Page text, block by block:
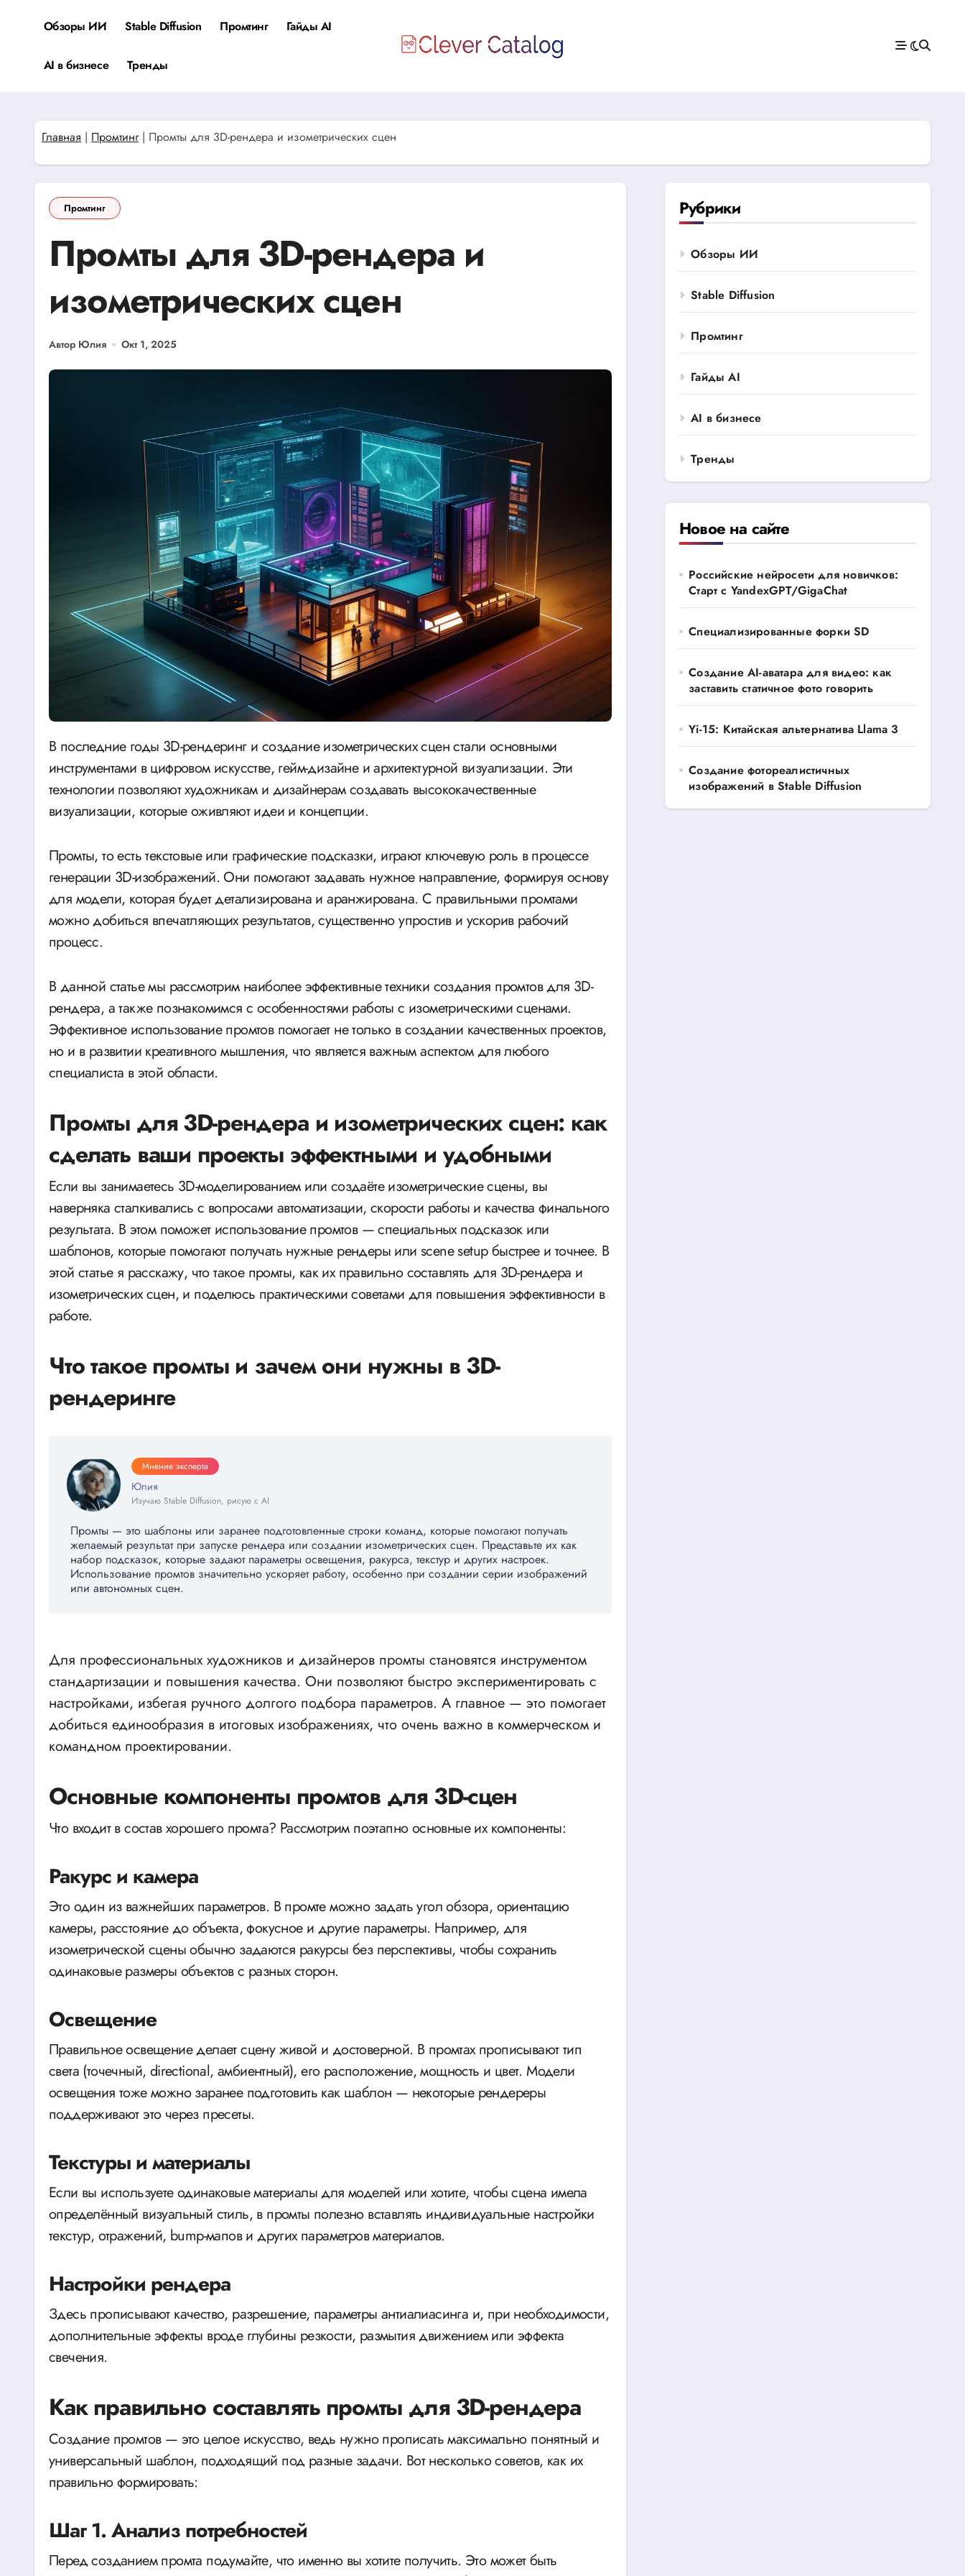
Обзоры ИИ Stable Diffusion Промтинг Гайды AI
AI в бизнесе Тренды
Главная | Промтинг| Промты для 3D-рендера и изометрических сцен
Промтинг
Промты для 3D-рендера и
изометрических сцен
Автор Юлия Окт 1, 2025
В последние годы 3D-рендеринг и создание изометрических сцен стали основными
инструментами в цифровом искусстве, гейм-дизайне и архитектурной визуализации. Эти
технологии позволяют художникам и дизайнерам создавать высококачественные
визуализации, которые оживляют идеи и концепции.
Промты, то есть текстовые или графические подсказки, играют ключевую роль в процессе
генерации 3D-изображений. Они помогают задавать нужное направление, формируя основу
для модели, которая будет детализирована и аранжирована. С правильными промтами
можно добиться впечатляющих результатов, существенно упростив и ускорив рабочий
процесс.
В данной статье мы рассмотрим наиболее эффективные техники создания промтов для 3D-
рендера, а также познакомимся с особенностями работы с изометрическими сценами.
Эффективное использование промтов помогает не только в создании качественных проектов,
но и в развитии креативного мышления, что является важным аспектом для любого
специалиста в этой области.
Промты для 3D-рендера и изометрических сцен: как
сделать ваши проекты эффектными и удобными
Если вы занимаетесь 3D-моделированием или создаёте изометрические сцены, вы
наверняка сталкивались с вопросами автоматизации, скорости работы и качества финального
результата. В этом поможет использование промтов — специальных подсказок или
шаблонов, которые помогают получать нужные рендеры или scene setup быстрее и точнее. В
этой статье я расскажу, что такое промты, как их правильно составлять для 3D-рендера и
изометрических сцен, и поделюсь практическими советами для повышения эффективности в
работе.
Что такое промты и зачем они нужны в 3D-
рендеринге
Мнение эксперта
Юлия
Изучаю Stable Diffusion, рисую с AI
Промты — это шаблоны или заранее подготовленные строки команд, которые помогают получать
желаемый результат при запуске рендера или создании изометрических сцен. Представьте их как
набор подсказок, которые задают параметры освещения, ракурса, текстур и других настроек.
Использование промтов значительно ускоряет работу, особенно при создании серии изображений
или автономных сцен.
Для профессиональных художников и дизайнеров промты становятся инструментом
стандартизации и повышения качества. Они позволяют быстро экспериментировать с
настройками, избегая ручного долгого подбора параметров. А главное — это помогает
добиться единообразия в итоговых изображениях, что очень важно в коммерческом и
командном проектировании.
Основные компоненты промтов для 3D-сцен
Что входит в состав хорошего промта? Рассмотрим поэтапно основные их компоненты:
Ракурс и камера
Это один из важнейших параметров. В промте можно задать угол обзора, ориентацию
камеры, расстояние до объекта, фокусное и другие параметры. Например, для
изометрической сцены обычно задаются ракурсы без перспективы, чтобы сохранить
одинаковые размеры объектов с разных сторон.
Освещение
Правильное освещение делает сцену живой и достоверной. В промтах прописывают тип
света (точечный, directional, амбиентный), его расположение, мощность и цвет. Модели
освещения тоже можно заранее подготовить как шаблон — некоторые рендереры
поддерживают это через пресеты.
Текстуры и материалы
Если вы используете одинаковые материалы для моделей или хотите, чтобы сцена имела
определённый визуальный стиль, в промты полезно вставлять индивидуальные настройки
текстур, отражений, bump-мапов и других параметров материалов.
Настройки рендера
Здесь прописывают качество, разрешение, параметры антиалиасинга и, при необходимости,
дополнительные эффекты вроде глубины резкости, размытия движением или эффекта
свечения.
Как правильно составлять промты для 3D-рендера
Создание промтов — это целое искусство, ведь нужно прописать максимально понятный и
универсальный шаблон, подходящий под разные задачи. Вот несколько советов, как их
правильно формировать:
Шаг 1. Анализ потребностей
Перед созданием промта подумайте, что именно вы хотите получить. Это может быть
Рубрики
Обзоры ИИ
Stable Diffusion
Промтинг
Гайды AI
AI в бизнесе
Тренды
Новое на сайте
Российские нейросети для новичков:
Старт с YandexGPT/GigaChat
Специализированные форки SD
Создание AI-аватара для видео: как
заставить статичное фото говорить
Yi-15: Китайская альтернатива Llama 3
Создание фотореалистичных
изображений в Stable Diffusion